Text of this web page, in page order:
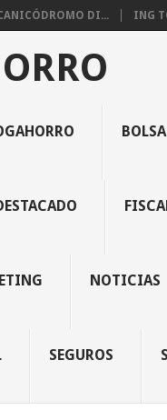
CANICÓDROMO DI... ING
BOLSA
NOTICIAS
SEGUROS